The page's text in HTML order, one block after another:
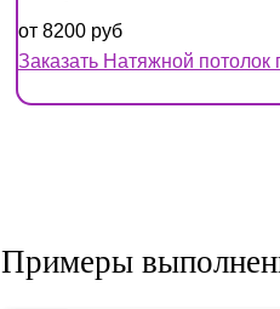
от 8200руб
Заказать Натяжной потолок
Примеры